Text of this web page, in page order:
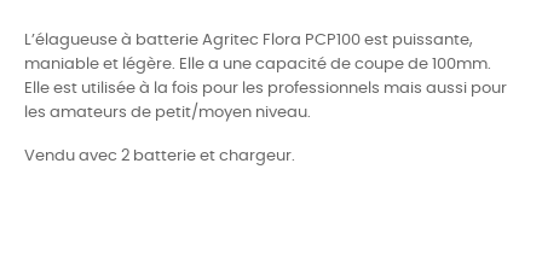
L’élagueuse à batterie Agritec Flora PCP100 est puissante,
maniable et légère. Elle a une capacité de coupe de 100mm.
Elle est utilisée à la fois pour les professionnels mais aussi pour
les amateurs de petit/moyen niveau.
Vendu avec 2 batterie et chargeur.